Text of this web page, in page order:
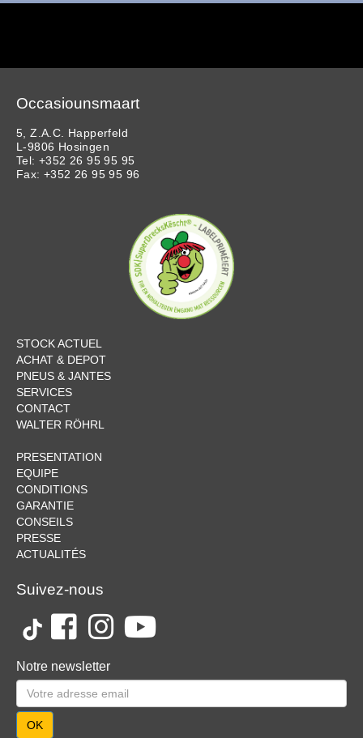
Occasiounsmaart
5, Z.A.C. Happerfeld
L-9806 Hosingen
Tel: +352 26 95 95 95
Fax: +352 26 95 95 96
STOCK ACTUEL
ACHAT & DEPOT
PNEUS & JANTES
SERVICES
CONTACT
WALTER RÖHRL
PRESENTATION
EQUIPE
CONDITIONS
GARANTIE
CONSEILS
PRESSE
ACTUALITÉS
Suivez-nous
Notre newsletter
OK